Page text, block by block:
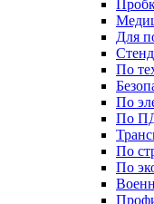
Для
По
По
По
По
По